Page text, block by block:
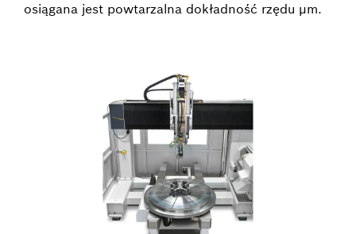
osiągana jest powtarzalna dokładność rzędu µm.